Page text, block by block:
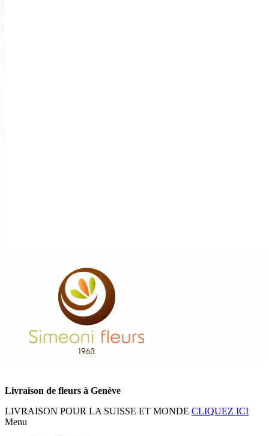
Livraison de fleurs à Genève
LIVRAISON POUR LA SUISSE ET MONDE CLIQUEZ ICI
Menu